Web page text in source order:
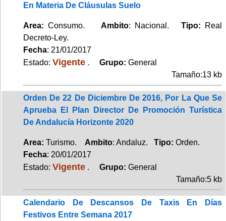
En Materia De Cláusulas Suelo
Area: Consumo. Ambito: Nacional. Tipo:
Real
Decreto-Ley.
Fecha: 21/01/2017
Estado: Vigente . Grupo: General
Tamaño:13 kb
Orden De 22 De Diciembre De 2016, Por La Que Se
Aprueba El Plan Director De Promoción Turística
De Andalucía Horizonte 2020
Area: Turismo. Ambito: Andaluz. Tipo: Orden.
Fecha: 20/01/2017
Estado: Vigente . Grupo: General
Tamaño:5 kb
Calendario De Descansos De Taxis En Días
Festivos Entre Semana 2017